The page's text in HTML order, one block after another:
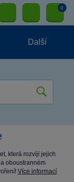
0
Další
která rozvíjí jejich
oboustranném
Více informací